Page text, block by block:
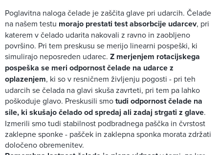
Poglavitna naloga čelade je zaščita glave pri udarcih. Čelade
na našem testu morajo prestati test absorbcije udarcev, pri
katerem v čelado udarita nakovali z ravno in zaobljeno
površino. Pri tem preskusu se merijo linearni pospeški, ki
simulirajo neposreden udarec. Z merjenjem rotacijskega
pospeška se meri odpornost čelade na udarce z
oplazenjem, ki so v resničnem življenju pogosti - pri teh
udarcih se čelada na glavi skuša zavrteti, pri tem pa lahko
poškoduje glavo. Preskusili smotudi odpornost čelade na
sile, ki skušajo čelado od spredaj ali zadaj strgati z glave.
Izmerili smo tudi stabilnost podbradnega paščka in čvrstost
zaklepne sponke - pašček in zaklepna sponka morata zdržati
določeno obremenitev.